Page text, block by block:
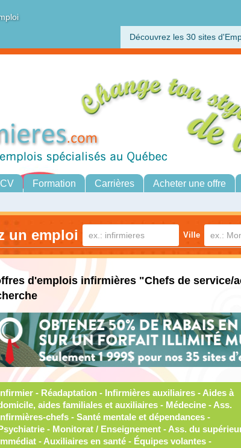
Découvrez les 30 sites
CV Formation Carrières Acheter une offre
un emploi Ville
d'emplois infirmières "Chefs de service/
- Infirmières auxiliaires - Aides à domicile, aides familiales et auxiliaires - Médecine - Ass. infirmières-chefs - Santé mentale et dépendances - Psychiatrie - Monitorat / Enseignement - Ass. du supérieur immédiat - Auxiliaires en santé - Équipes volantes - Prélèvements - Soutien à domicile - Chirurgie, bloc opératoire et salle de réveil - Chefs d'équipe - Soins intensifs et coronariens - Hébergement / Gériatrie - Chefs d'unité - Infirmières praticiennes spécialisées - Obstétrique, natalité et néonatologie - Urgence - Cardiologie - CEPI - Infirmières cliniciennes (sans unité spécifique) - Infirmières (sans unité spécifique) - Hémodialyse - Chefs de service/activités - ORL - Externes - Rôle élargi - Oncologie - CLSC - GMF / UMF - Pneumologie - Soins palliatifs - Soins courants - Enfance - famille - Prévention des infections - Santé physique - Cliniques spécialisées - Déontologie - Vaccination - CHSLD